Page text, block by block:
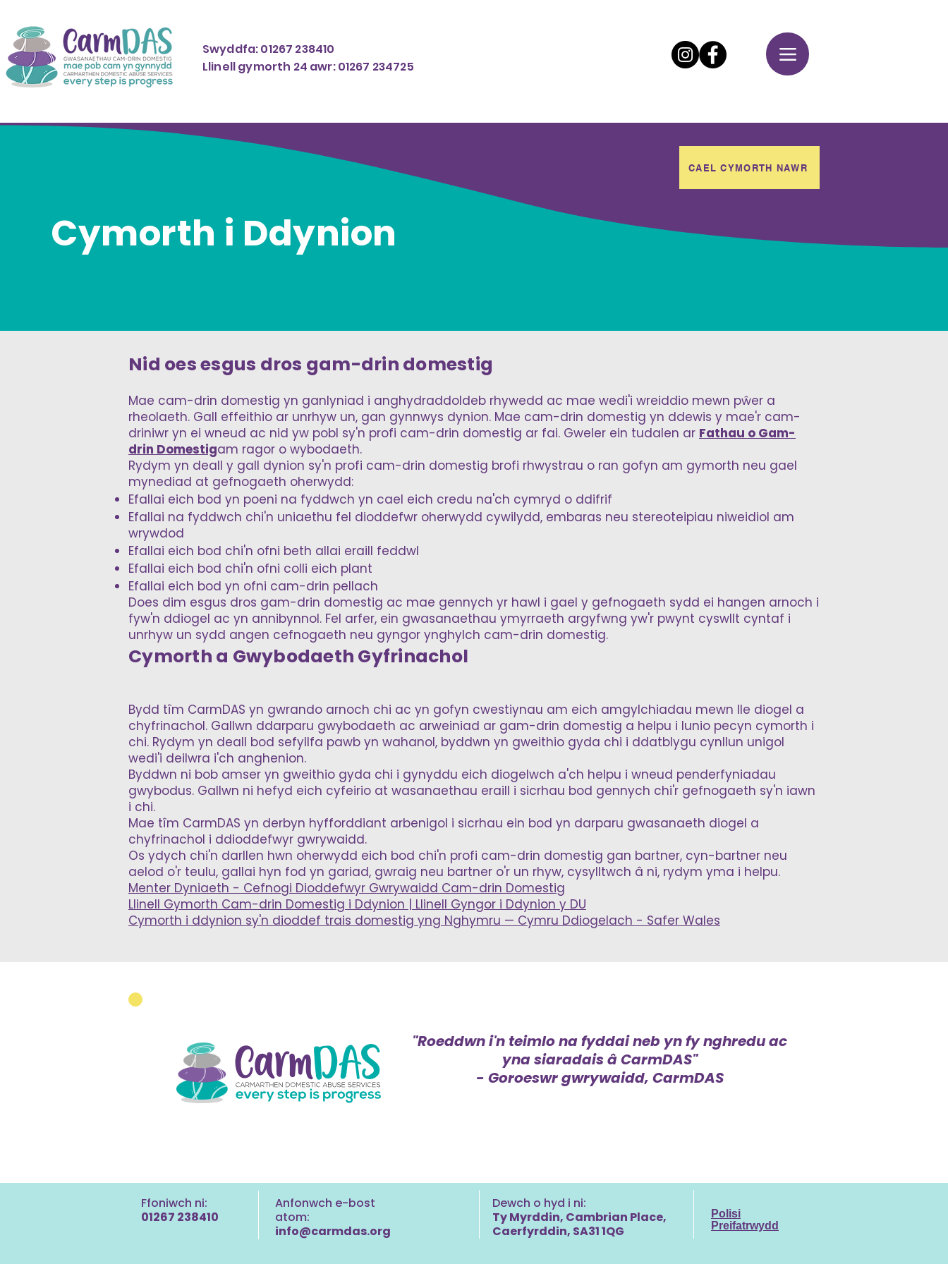
Swyddfa: 01267 238410
Llinell gymorth 24 awr: 01267 234725
Cymorth i Ddynion
Nid oes esgus dros gam-drin domestig
Mae cam-drin domestig yn ganlyniad i anghydraddoldeb rhywedd ac mae wedi'i wreiddio mewn pŵer a
rheolaeth. Gall effeithio ar unrhyw un, gan gynnwys dynion. Mae cam-drin domestig yn ddewis y mae'r cam-
driniwr yn ei wneud ac nid yw pobl sy'n profi cam-drin domestig ar fai. Gweler ein tudalen ar Fathau o Gam-
drin Domestigam ragor o wybodaeth.
Rydym yn deall y gall dynion sy'n profi cam-drin domestig brofi rhwystrau o ran gofyn am gymorth neu gael
mynediad at gefnogaeth oherwydd:
Efallai eich bod yn poeni na fyddwch yn cael eich credu na'ch cymryd o ddifrif
Efallai na fyddwch chi'n uniaethu fel dioddefwr oherwydd cywilydd, embaras neu stereoteipiau niweidiol am
wrywdod
Efallai eich bod chi'n ofni beth allai eraill feddwl
Efallai eich bod chi'n ofni colli eich plant
Efallai eich bod yn ofni cam-drin pellach
Does dim esgus dros gam-drin domestig ac mae gennych yr hawl i gael y gefnogaeth sydd ei hangen arnoch i
fyw'n ddiogel ac yn annibynnol. Fel arfer, ein gwasanaethau ymyrraeth argyfwng yw'r pwynt cyswllt cyntaf i
unrhyw un sydd angen cefnogaeth neu gyngor ynghylch cam-drin domestig.
Cymorth a Gwybodaeth Gyfrinachol
Bydd tîm CarmDAS yn gwrando arnoch chi ac yn gofyn cwestiynau am eich amgylchiadau mewn lle diogel a
chyfrinachol. Gallwn ddarparu gwybodaeth ac arweiniad ar gam-drin domestig a helpu i lunio pecyn cymorth i
chi. Rydym yn deall bod sefyllfa pawb yn wahanol, byddwn yn gweithio gyda chi i ddatblygu cynllun unigol
wedi'i deilwra i'ch anghenion.
Byddwn ni bob amser yn gweithio gyda chi i gynyddu eich diogelwch a'ch helpu i wneud penderfyniadau
gwybodus. Gallwn ni hefyd eich cyfeirio at wasanaethau eraill i sicrhau bod gennych chi'r gefnogaeth sy'n iawn
i chi.
Mae tîm CarmDAS yn derbyn hyfforddiant arbenigol i sicrhau ein bod yn darparu gwasanaeth diogel a
chyfrinachol i ddioddefwyr gwrywaidd.
Os ydych chi'n darllen hwn oherwydd eich bod chi'n profi cam-drin domestig gan bartner, cyn-bartner neu
aelod o'r teulu, gallai hyn fod yn gariad, gwraig neu bartner o'r un rhyw, cysylltwch â ni, rydym yma i helpu.
Menter Dyniaeth - Cefnogi Dioddefwyr Gwrywaidd Cam-drin Domestig
Llinell Gymorth Cam-drin Domestig i Ddynion | Llinell Gyngor i Ddynion y DU
Cymorth i ddynion sy'n dioddef trais domestig yng Nghymru — Cymru Ddiogelach - Safer Wales
"Roeddwn i'n teimlo na fyddai neb yn fy nghredu ac
yna siaradais â CarmDAS"
- Goroeswr gwrywaidd, CarmDAS
CAEL CYMORTH NAWR
Ffoniwch ni:
01267 238410
Anfonwch e-bost
atom:
info@carmdas.org
Dewch o hyd i ni:
Ty Myrddin, Cambrian Place,
Caerfyrddin, SA31 1QG
Polisi
Preifatrwydd